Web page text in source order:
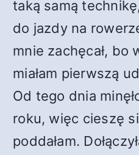
taką samą
do jazdy na
mnie zachęcał, bo
miałam pierwszą
Od tego dnia
roku, więc cieszę
poddałam.